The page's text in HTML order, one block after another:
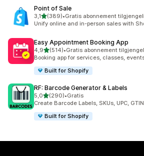
Point of Sale
3,1av 5 stjerner
(389)
Totalt 389 omtaler
•Gratis abonnement
Unify online and in-person sales with
Easy Appointment Booking App
4,9av 5 stjerner
(514)
Totalt 514 omtaler
•Gratis abonnement
Booking app for services, classes,
Built for Shopify
RF: Barcode Generator & Labels
5,0av 5 stjerner
(290)
Totalt 290 omtaler
•Gratis
Create Barcode Labels, SKUs, UPC,
Built for Shopify